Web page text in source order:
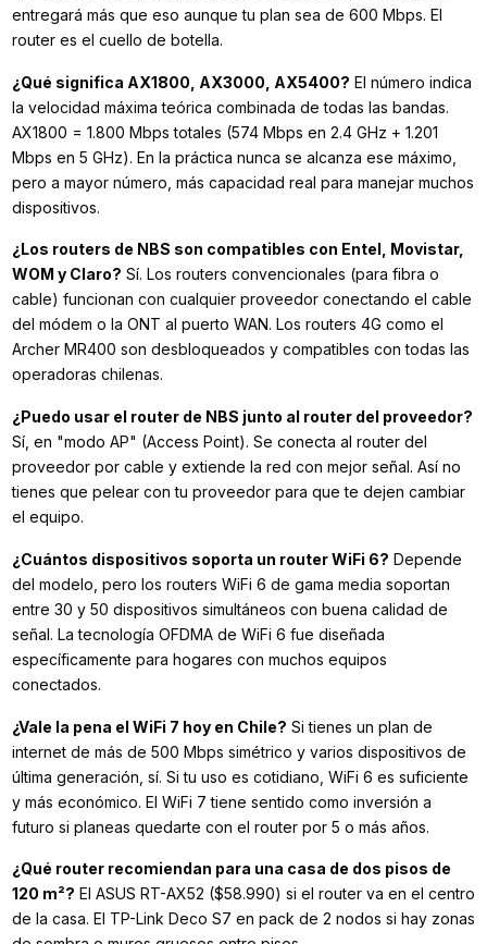
entregará más que eso aunque tu plan sea de 600 Mbps. El
router es el cuello de botella.
¿Qué significa AX1800, AX3000, AX5400? El número indica
la velocidad máxima teórica combinada de todas las bandas.
AX1800 = 1.800 Mbps totales (574 Mbps en 2.4 GHz + 1.201
Mbps en 5 GHz). En la práctica nunca se alcanza ese máximo,
pero a mayor número, más capacidad real para manejar muchos
dispositivos.
¿Los routers de NBS son compatibles con Entel, Movistar,
WOM y Claro? Sí. Los routers convencionales (para fibra o
cable) funcionan con cualquier proveedor conectando el cable
del módem o la ONT al puerto WAN. Los routers 4G como el
Archer MR400 son desbloqueados y compatibles con todas las
operadoras chilenas.
¿Puedo usar el router de NBS junto al router del proveedor?
Sí, en "modo AP" (Access Point). Se conecta al router del
proveedor por cable y extiende la red con mejor señal. Así no
tienes que pelear con tu proveedor para que te dejen cambiar
el equipo.
¿Cuántos dispositivos soporta un router WiFi 6? Depende
del modelo, pero los routers WiFi 6 de gama media soportan
entre 30 y 50 dispositivos simultáneos con buena calidad de
señal. La tecnología OFDMA de WiFi 6 fue diseñada
específicamente para hogares con muchos equipos
conectados.
¿Vale la pena el WiFi 7 hoy en Chile? Si tienes un plan de
internet de más de 500 Mbps simétrico y varios dispositivos de
última generación, sí. Si tu uso es cotidiano, WiFi 6 es suficiente
y más económico. El WiFi 7 tiene sentido como inversión a
futuro si planeas quedarte con el router por 5 o más años.
¿Qué router recomiendan para una casa de dos pisos de
120 m²? El ASUS RT-AX52 ($58.990) si el router va en el centro
de la casa. El TP-Link Deco S7 en pack de 2 nodos si hay zonas